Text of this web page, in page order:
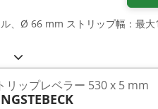
、Ø 66 mm ストリップ幅：最
リップレベラー 530 x 5 mm